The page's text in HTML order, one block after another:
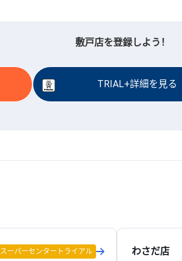
敷戸店を登録しよう！
TRIAL+詳細を見る
スーパーセンタートライアル わさだ店